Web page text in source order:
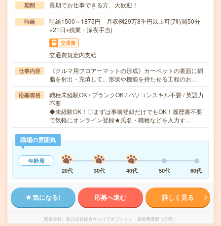
期間 長期でお仕事できる方、大歓迎！
時給
時給1500～1875円 月収例29万8千円以上可(7時間50分
×21日+残業・深夜手当)
交通費
交通費規定内支給
仕事内容
《クルマ用フロアーマットの形成》カーペットの裏面に樹
脂を射出・充填して、形状や機能を持たせる工程のお…
応募資格
職種未経験OK / ブランクOK / パソコンスキル不要 / 英語力
不要
◆未経験OK！〇まずは事前登録だけでもOK！履歴書不要
で気軽にオンライン登録★氏名・職種などを入力す…
職場の雰囲気
年齢層
20代
30代 40代 50代 60代
気になる! 応募へ進む 詳しく見る
派遣会社 株式会社綜合キャリアオプション 製造事業部（全国）